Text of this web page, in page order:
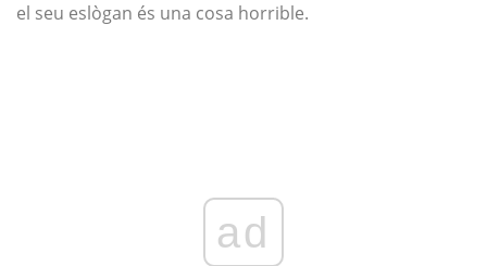
el seu eslògan és una cosa horrible.
ad